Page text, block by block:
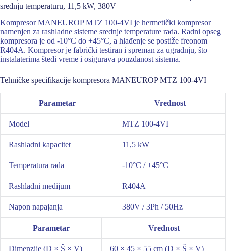
srednju temperaturu, 11,5 kW, 380V
Kompresor MANEUROP MTZ 100-4VI je hermetički kompresor
namenjen za rashladne sisteme srednje temperature rada. Radni opseg
kompresora je od -10°C do +45°C, a hlađenje se postiže freonom
R404A. Kompresor je fabrički testiran i spreman za ugradnju, što
instalaterima štedi vreme i osigurava pouzdanost sistema.
Tehničke specifikacije kompresora MANEUROP MTZ 100-4VI
Parametar Vrednost
Model MTZ 100-4VI
Rashladni kapacitet 11,5 kW
Temperatura rada -10°C / +45°C
Rashladni medijum R404A
Napon napajanja 380V / 3Ph / 50Hz
Parametar Vrednost
Dimenzije (D × Š × V) 60 × 45 × 55 cm (D × Š × V)